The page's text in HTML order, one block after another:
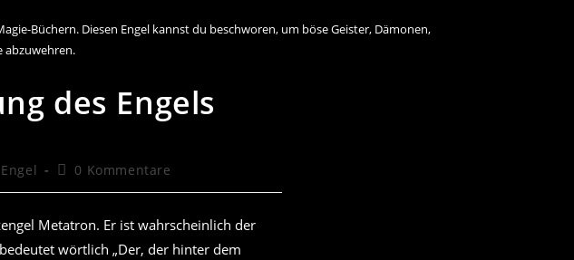
Büchern. Diesen Engel kannst du beschworen, um böse Geister, Dämonen,
abzuwehren.
des Engels
Engel
Beitrags-
0 Kommentare
Metatron. Er ist wahrscheinlich der
wörtlich „Der, der hinter dem